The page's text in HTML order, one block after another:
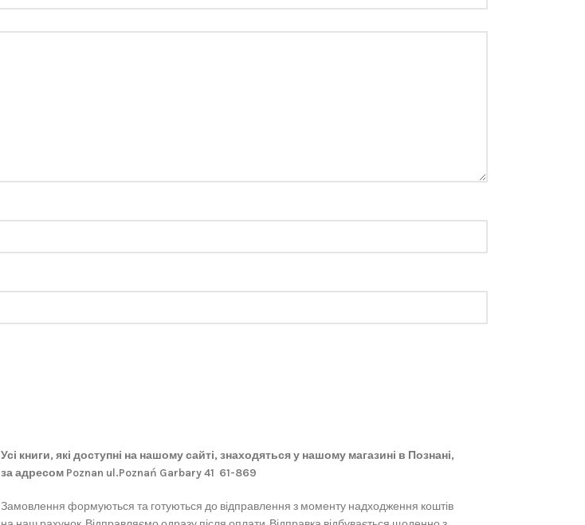
Усі книги, які доступні на нашому сайті, знаходяться у нашому магазині в Познані,
за адресом Poznan ul.Poznań Garbary 41 61-869
Замовлення формуються та готуються до відправлення з моменту надходження коштів